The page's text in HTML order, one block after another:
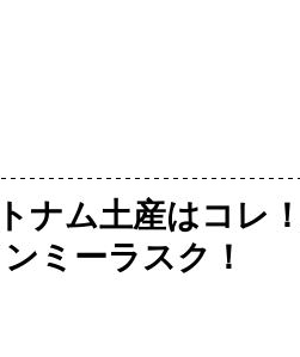
ナム土産はコレ
ミーラスク！